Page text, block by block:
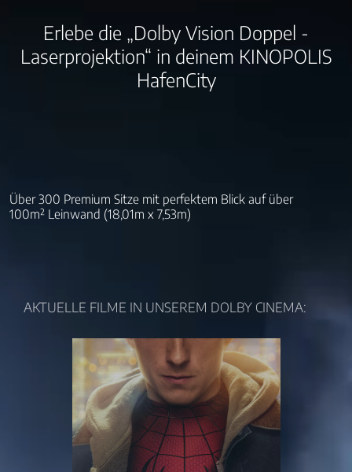
Erlebe die „Dolby Vision Doppel -
Laserprojektion“ in deinem KINOPOLIS
HafenCity
Über 300 Premium Sitze mit perfektem Blick auf über
100m² Leinwand (18,01m x 7,53m)
AKTUELLE FILME IN UNSEREM DOLBY CINEMA: